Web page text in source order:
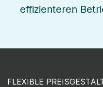
effizienteren
FLEXIBLE